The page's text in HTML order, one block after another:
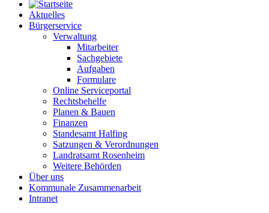
Aktuelles
Bürgerservice
Verwaltung
Mitarbeiter
Sachgebiete
Aufgaben
Formulare
Online Serviceportal
Rechtsbehelfe
Planen & Bauen
Finanzen
Standesamt Halfing
Satzungen & Verordnungen
Landratsamt Rosenheim
Weitere Behörden
Über uns
Kommunale Zusammenarbeit
Intranet